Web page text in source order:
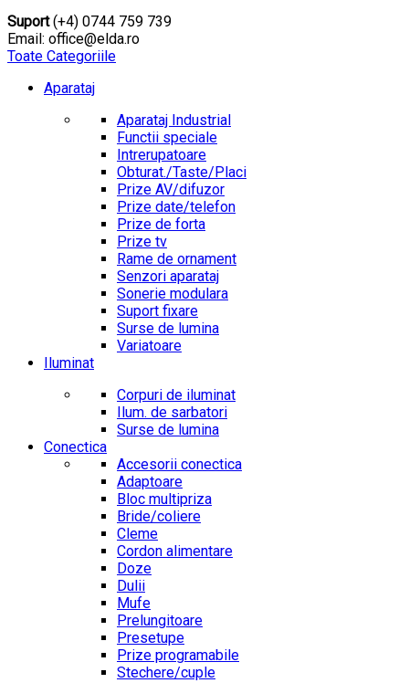
Suport(+4) 0744 759 739
Email: office@elda.ro
Toate Categoriile
Aparataj
Aparataj Industrial
Functii speciale
Intrerupatoare
Obturat./Taste/Placi
Prize AV/difuzor
Prize date/telefon
Prize de forta
Prize tv
Rame de ornament
Senzori aparataj
Sonerie modulara
Suport fixare
Surse de lumina
Variatoare
Iluminat
Corpuri de iluminat
Ilum. de sarbatori
Surse de lumina
Conectica
Accesorii conectica
Adaptoare
Bloc multipriza
Bride/coliere
Cleme
Cordon alimentare
Doze
Dulii
Mufe
Prelungitoare
Presetupe
Prize programabile
Stechere/cuple